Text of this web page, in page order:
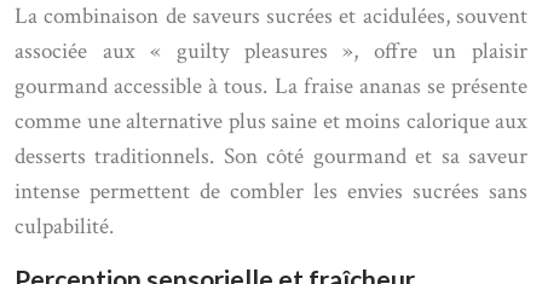
La combinaison de saveurs sucrées et acidulées, souvent
associée aux « guilty pleasures », offre un plaisir
gourmand accessible à tous. La fraise ananas se présente
comme une alternative plus saine et moins calorique aux
desserts traditionnels. Son côté gourmand et sa saveur
intense permettent de combler les envies sucrées sans
culpabilité.